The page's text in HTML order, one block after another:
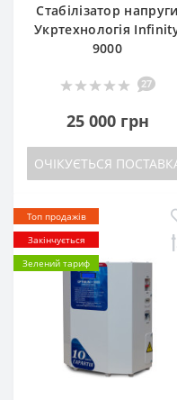
Стабілізатор напруги
Укртехнологія
9000
27
25 000 грн
ОЧІКУЄТЬСЯ
Топ продажів
Закінчується
Зелений тариф